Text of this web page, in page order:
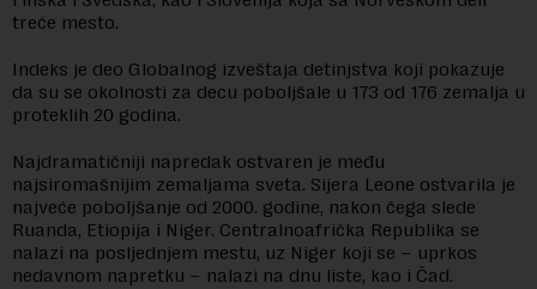
treće mesto.
Indeks je deo Globalnog izveštaja detinjstva koji pokazuje
da su se okolnosti za decu poboljšale u 173 od 176 zemalja u
proteklih 20 godina.
Najdramatičniji napredak ostvaren je među
najsiromašnijim zemaljama sveta. Sijera Leone ostvarila je
najveće poboljšanje od 2000. godine, nakon čega slede
Ruanda, Etiopija i Niger. Centralnoafrička Republika se
nalazi na posljednjem mestu, uz Niger koji se – uprkos
nedavnom napretku – nalazi na dnu liste, kao i Čad.